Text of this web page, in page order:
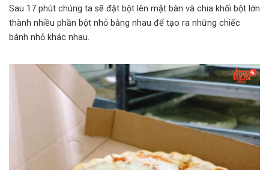
Sau 17 phút chúng ta sẽ đặt bột lên mặt bàn và chia khối bột lớn
thành nhiều phần bột nhỏ bằng nhau để tạo ra những chiếc
bánh nhỏ khác nhau.